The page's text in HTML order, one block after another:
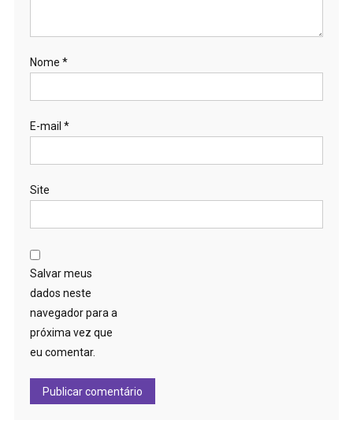
Nome *
E-mail *
Site
Salvar meus
dados neste
navegador para a
próxima vez que
eu comentar.